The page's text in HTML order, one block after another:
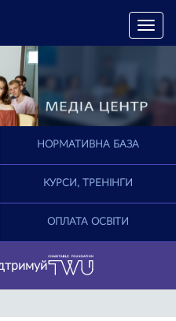
T
o
e
i
a
НОРМАТИВНА БАЗА
КУРСИ, ТРЕНІНГИ
ОПЛАТА ОСВІТИ